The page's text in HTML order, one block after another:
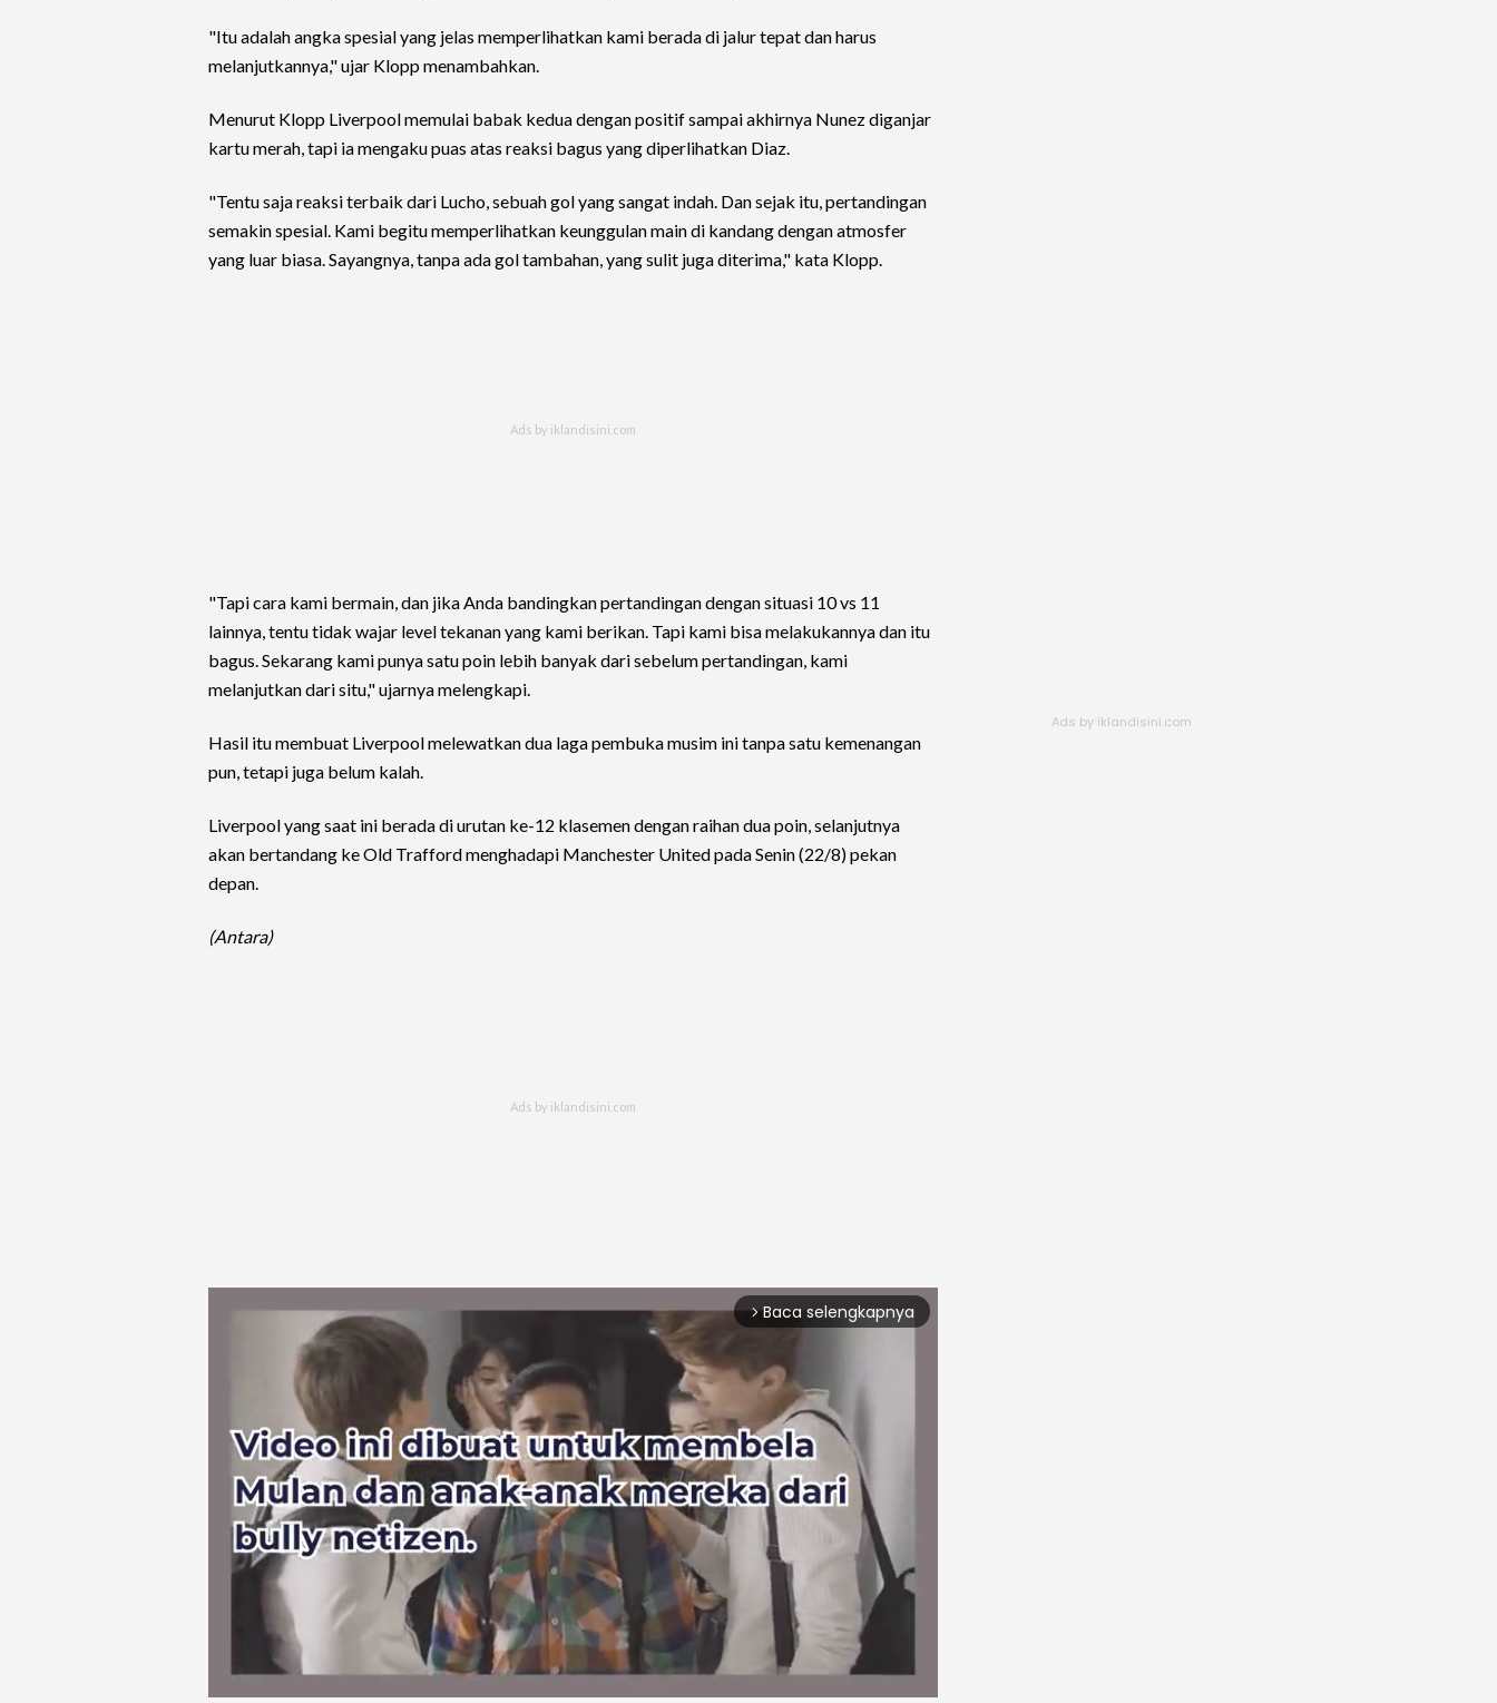
"Itu adalah angka spesial yang jelas memperlihatkan kami berada di jalur tepat dan harus
melanjutkannya," ujar Klopp menambahkan.
Menurut Klopp Liverpool memulai babak kedua dengan positif sampai akhirnya Nunez diganjar
kartu merah, tapi ia mengaku puas atas reaksi bagus yang diperlihatkan Diaz.
"Tentu saja reaksi terbaik dari Lucho, sebuah gol yang sangat indah. Dan sejak itu, pertandingan
semakin spesial. Kami begitu memperlihatkan keunggulan main di kandang dengan atmosfer
yang luar biasa. Sayangnya, tanpa ada gol tambahan, yang sulit juga diterima," kata Klopp.
"Tapi cara kami bermain, dan jika Anda bandingkan pertandingan dengan situasi 10 vs 11
lainnya, tentu tidak wajar level tekanan yang kami berikan. Tapi kami bisa melakukannya dan itu
bagus. Sekarang kami punya satu poin lebih banyak dari sebelum pertandingan, kami
melanjutkan dari situ," ujarnya melengkapi.
Hasil itu membuat Liverpool melewatkan dua laga pembuka musim ini tanpa satu kemenangan
pun, tetapi juga belum kalah.
Liverpool yang saat ini berada di urutan ke-12 klasemen dengan raihan dua poin, selanjutnya
akan bertandang ke Old Trafford menghadapi Manchester United pada Senin (22/8) pekan
depan.
(Antara)
arrow_forward_ios Baca selengkapnya